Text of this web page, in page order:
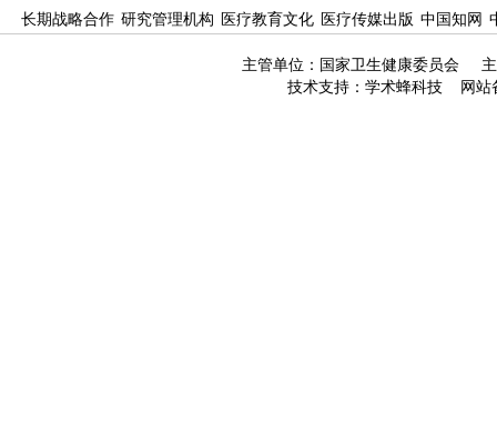
长期战略合作 研究管理机构 医疗教育文化 医疗传媒出版 中国知网
主管单位：国家卫生健康委员会
技术支持：学术蜂科技 网站